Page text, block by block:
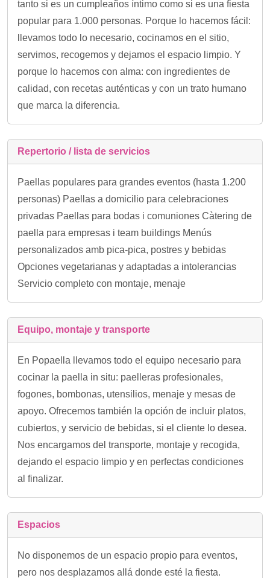
tanto si es un cumpleaños íntimo como si es una fiesta
popular para 1.000 personas. Porque lo hacemos fácil:
llevamos todo lo necesario, cocinamos en el sitio,
servimos, recogemos y dejamos el espacio limpio. Y
porque lo hacemos con alma: con ingredientes de
calidad, con recetas auténticas y con un trato humano
que marca la diferencia.
Repertorio / lista de servicios
Paellas populares para grandes eventos (hasta 1.200
personas) Paellas a domicilio para celebraciones
privadas Paellas para bodas i comuniones Càtering de
paella para empresas i team buildings Menús
personalizados amb pica-pica, postres y bebidas
Opciones vegetarianas y adaptadas a intolerancias
Servicio completo con montaje, menaje
Equipo, montaje y transporte
En Popaella llevamos todo el equipo necesario para
cocinar la paella in situ: paelleras profesionales,
fogones, bombonas, utensilios, menaje y mesas de
apoyo. Ofrecemos también la opción de incluir platos,
cubiertos, y servicio de bebidas, si el cliente lo desea.
Nos encargamos del transporte, montaje y recogida,
dejando el espacio limpio y en perfectas condiciones
al finalizar.
Espacios
No disponemos de un espacio propio para eventos,
pero nos desplazamos allá donde esté la fiesta.